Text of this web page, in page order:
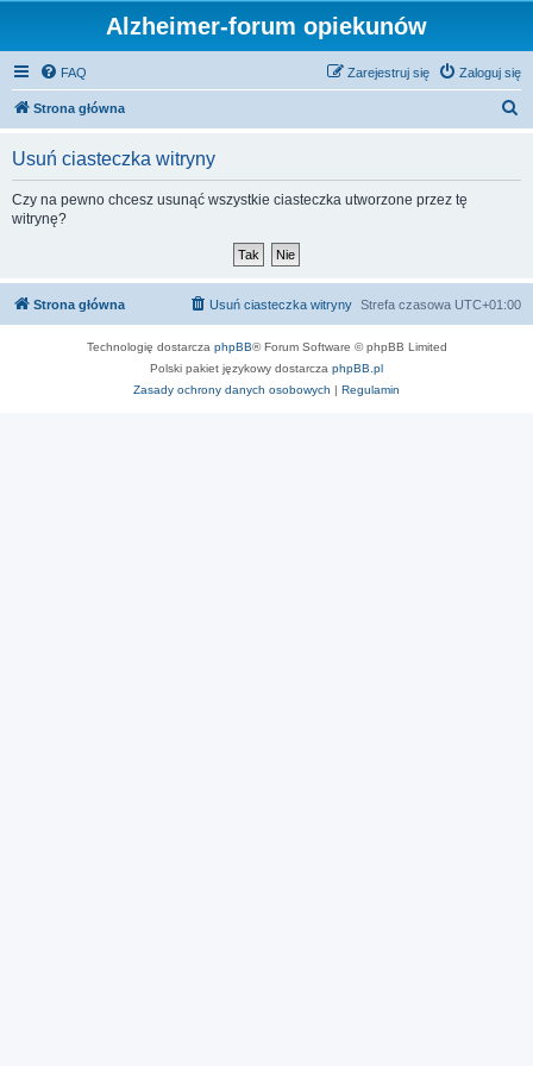
Alzheimer-forum opiekunów
FAQ Zaloguj się
Zarejestruj się
Strona główna
Usuń ciasteczka witryny
Czy na pewno chcesz usunąć wszystkie ciasteczka utworzone przez tę
witrynę?
Strona główna Strefa czasowa UTC+01:00
Usuń ciasteczka witryny
Technologię dostarcza phpBB® Forum Software © phpBB Limited
Polski pakiet językowy dostarcza phpBB.pl
Zasady ochrony danych osobowych | Regulamin